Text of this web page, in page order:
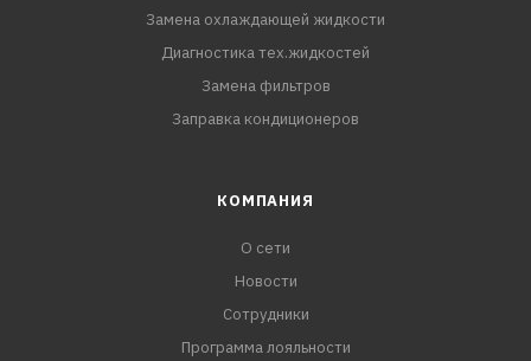
Замена охлаждающей жидкости
Диагностика тех.жидкостей
Замена фильтров
Заправка кондиционеров
КОМПАНИЯ
О сети
Новости
Сотрудники
Программа лояльности